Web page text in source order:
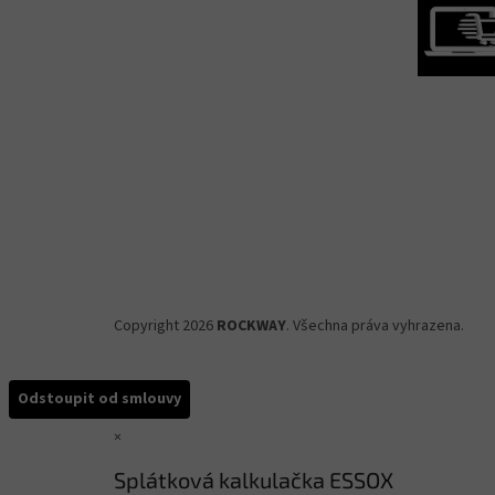
Copyright 2026 ROCKWAY. Všechna práva vyhrazena.
Odstoupit od smlouvy
×
Splátková kalkulačka ESSOX